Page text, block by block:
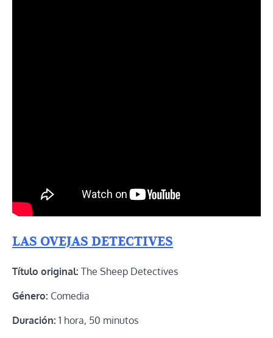
LAS OVEJAS DETECTIVES
Título original: The Sheep Detectives
Género: Comedia
Duración: 1 hora, 50 minutos